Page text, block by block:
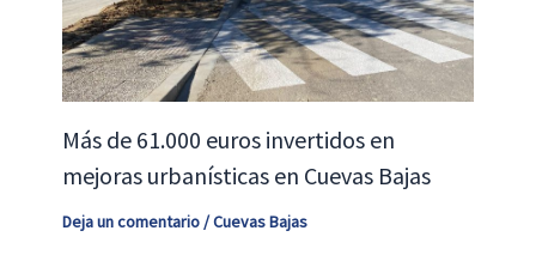
Más de 61.000 euros invertidos en
mejoras urbanísticas en Cuevas Bajas
Deja un comentario/Cuevas Bajas